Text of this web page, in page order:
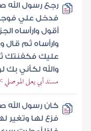
رجع رسول الله
فدخل علي
أقول وارأساه
وارأساه ثم
عليك فكفنتك
والله لكأني
مسند أبي يعلى
كان رسول الله
فزع لها وتغير